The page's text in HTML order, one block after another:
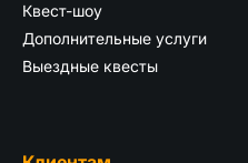
Квест-шоу
Дополнительные услуги
Выездные квесты